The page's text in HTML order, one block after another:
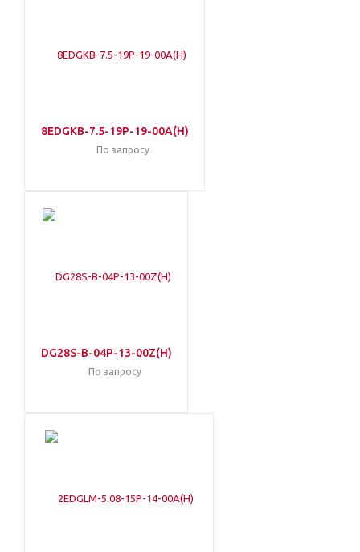
8EDGKB-7.5-19P-19-00A(H)
По запросу
DG28S-B-04P-13-00Z(H)
По запросу